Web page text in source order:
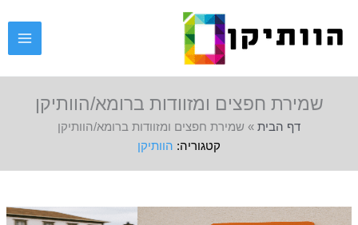
שמירת חפצים ומזוודות ברומא/הוותיקן
דף הבית » שמירת חפצים ומזוודות ברומא/הוותיקן
הוותיקן